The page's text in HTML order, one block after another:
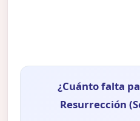
¿Cuánto falta
Resurrección